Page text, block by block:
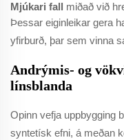
Mjúkari fall miðað við
Þessar eiginleikar gera
yfirburð, þar sem vinna
Andrýmis- og
línsblanda
Opinn vefja uppbygging
syntetísk efni, á meðan